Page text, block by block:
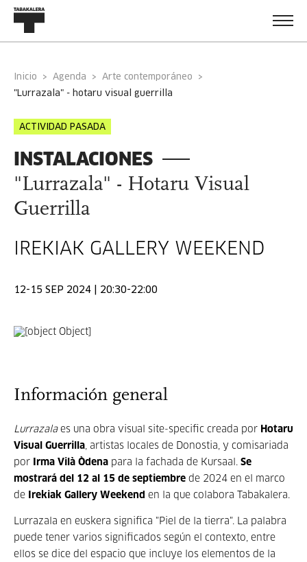
Inicio Agenda
Arte contemporáneo
"lurrazala" - hotaru visual guerrilla
ACTIVIDAD PASADA
INSTALACIONES
"Lurrazala" - Hotaru Visual
Guerrilla
IREKIAK GALLERY WEEKEND
12-15 SEP 2024 | 20:30-22:00
Información general
Lurrazalaes una obra visual site-specific creada por Hotaru
Visual Guerrilla, artistas locales de Donostia, y comisariada
por
Irma Vilà Òdena para la fachada de Kursaal. Se
mostrará del 12 al 15 de septiembre de 2024 en el marco
de
Irekiak Gallery Weekend en la que colabora Tabakalera.
Lurrazala en euskera significa "Piel de la tierra". La palabra
puede tener varios significados según el contexto, entre
ellos se dice del espacio que incluye los elementos de la